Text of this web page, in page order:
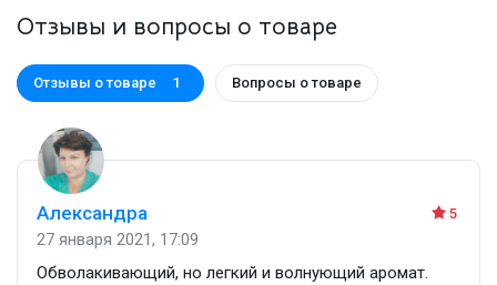
Отзывы и вопросы о товаре
Отзывы о товаре 1 Вопросы о товаре
5
Александра
27 января 2021, 17:09
Обволакивающий, но легкий и волнующий аромат.